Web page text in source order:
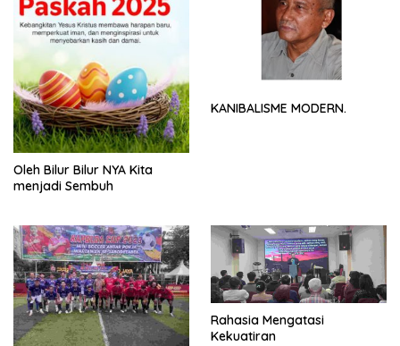
Oleh Bilur Bilur NYA Kita
menjadi Sembuh
KANIBALISME MODERN.
Rahasia Mengatasi
Kekuatiran